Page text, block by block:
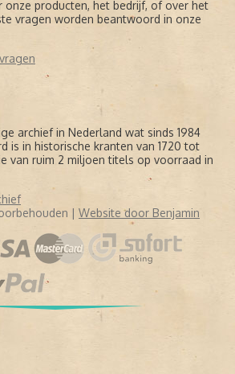
onze producten, het bedrijf, of over het
vragen worden beantwoord in onze
archief in Nederland wat sinds 1984
is in historische kranten van 1720 tot
van ruim 2 miljoen titels op voorraad in
| Website door Benjamin